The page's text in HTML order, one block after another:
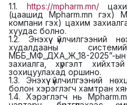
1.1. https://mpharm.mn/
(цаашид Mpharm.mn гэх)
компани гэх) цахим
хуудас болно.
1.2. Энэхүү үйлчилгээний
худалдааны
МББ_МФ_ДХА_Ж_18-
захиалга, хүргэлт
зохицуулахад оршино.
1.3. Энэхүү үйлчилгээний
болон хэрэглэгч хамтран
1.4. Хэрэглэгч нь